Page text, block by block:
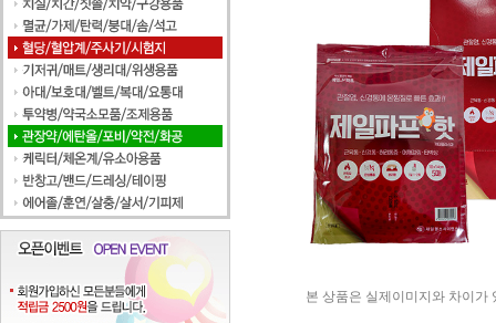
본 상품은 실제이미지와 차이가